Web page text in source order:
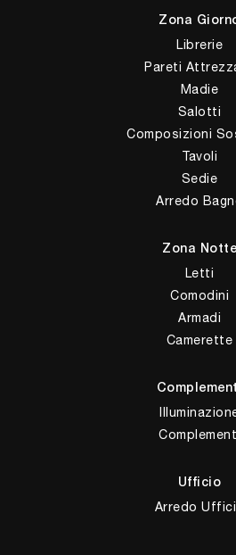
Zona
Librerie
Pareti
Madie
Salotti
Composizioni
Tavoli
Sedie
Arredo
Zona Notte
Letti
Comodini
Armadi
Camerette
Ufficio
Arredo